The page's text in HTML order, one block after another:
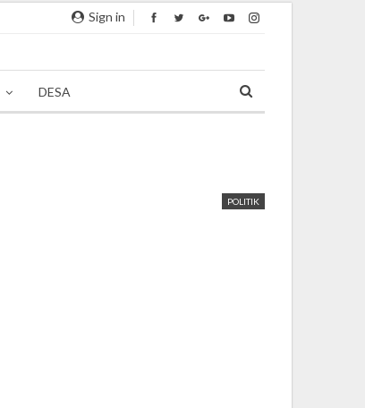
Sign in
DESA
POLITIK